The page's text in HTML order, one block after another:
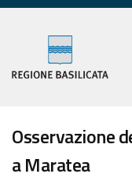
Osservazione
a Maratea